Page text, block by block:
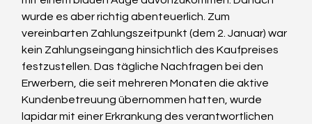
wurde es aber richtig abenteuerlich. Zum
vereinbarten Zahlungszeitpunkt (dem 2. Januar) war
kein Zahlungseingang hinsichtlich des Kaufpreises
festzustellen. Das tägliche Nachfragen bei den
Erwerbern, die seit mehreren Monaten die aktive
Kundenbetreuung übernommen hatten, wurde
lapidar mit einer Erkrankung des verantwortlichen